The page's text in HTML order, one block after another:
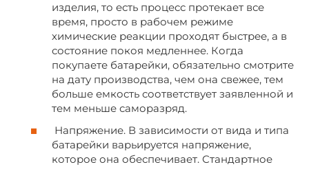
изделия, то есть процесс протекает все
время, просто в рабочем режиме
химические реакции проходят быстрее, а в
состояние покоя медленнее. Когда
покупаете батарейки, обязательно смотрите
на дату производства, чем она свежее, тем
больше емкость соответствует заявленной и
тем меньше саморазряд.
Напряжение. В зависимости от вида и типа
батарейки варьируется напряжение,
которое она обеспечивает. Стандартное